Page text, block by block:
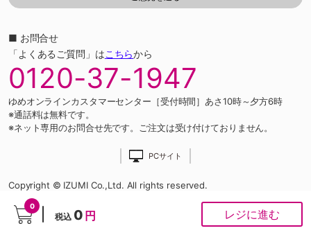
0
税込 0 円 レジに進む
■ お問合せ
「よくあるご質問」はこちらから
0120-37-1947
ゆめオンラインカスタマーセンター［受付時間］あさ10時～夕方6時
※通話料は無料です。
※ネット専用のお問合せ先です。ご注文は受け付けておりません。
PCサイト
Copyright © IZUMI Co.,Ltd. All rights reserved.